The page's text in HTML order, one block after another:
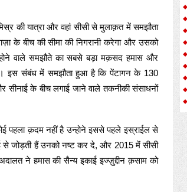
की यात्रा और वहां सीसी से मुलाक़त में समझौता
के बीच की सीमा की निगरानी करेगा और उसको
वाले समझौते का सबसे बड़ा मक़सद हमास और
है। इस संबंध में समझौता हुआ है कि पेंटागन के 130
सीनाई के बीच लगाई जाने वाले तकनीकी संसाधनों
पहला क़दम नहीं है उन्होने इससे पहले इस्राईल से
से जोड़ती हैं उनको नष्ट कर दे, और 2015 में सीसी
ने हमास की सैन्य इकाई इज्ज़ुद्दीन क़साम को